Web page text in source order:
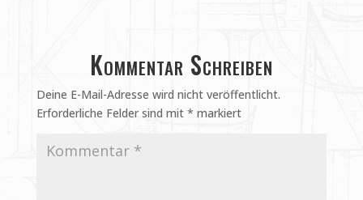
Kommentar Schreiben
Deine E-Mail-Adresse wird nicht veröffentlicht.
Erforderliche Felder sind mit * markiert